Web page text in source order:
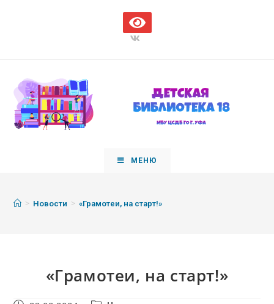
МЕНЮ
> Новости > «Грамотеи, на старт!»
«Грамотеи, на старт!»